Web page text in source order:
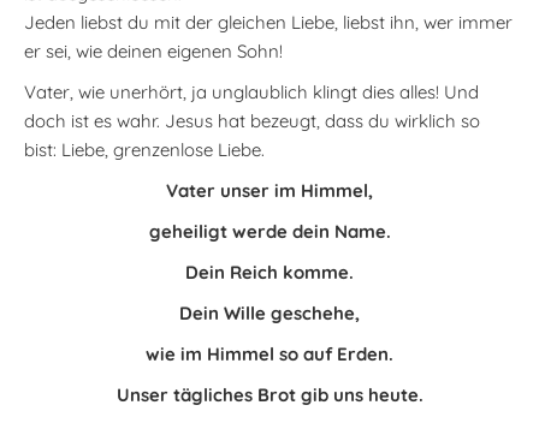
Jeden liebst du mit der gleichen Liebe, liebst ihn, wer immer
er sei, wie deinen eigenen Sohn!
Vater, wie unerhört, ja unglaublich klingt dies alles! Und
doch ist es wahr. Jesus hat bezeugt, dass du wirklich so
bist: Liebe, grenzenlose Liebe.
Vater unser im Himmel,
geheiligt werde dein Name.
Dein Reich komme.
Dein Wille geschehe,
wie im Himmel so auf Erden.
Unser tägliches Brot gib uns heute.